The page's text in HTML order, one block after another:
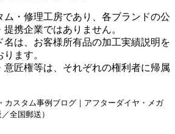
ム・修理工房であり、各ブランドの公
携企業ではありません。
名は、お客様所有品の加工実績説明を
ます。
意匠権等は、それぞれの権利者に帰属
カスタム事例ブログ｜アフターダイヤ・メガ
全国郵送）